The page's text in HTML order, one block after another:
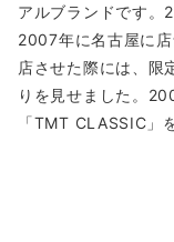
アルブランドです。
2007年に名古屋に
店させた際には、限
りを見せました。
「TMT CLASSIC」